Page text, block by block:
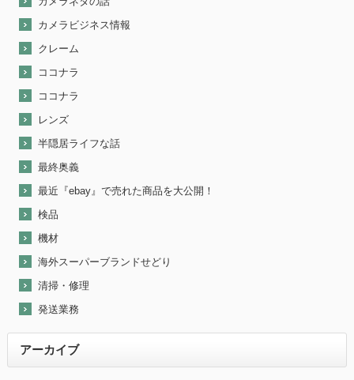
カメラビジネス情報
クレーム
ココナラ
ココナラ
レンズ
半隠居ライフな話
最終奥義
最近『ebay』で売れた商品を大公開！
検品
機材
海外スーパーブランドせどり
清掃・修理
発送業務
アーカイブ